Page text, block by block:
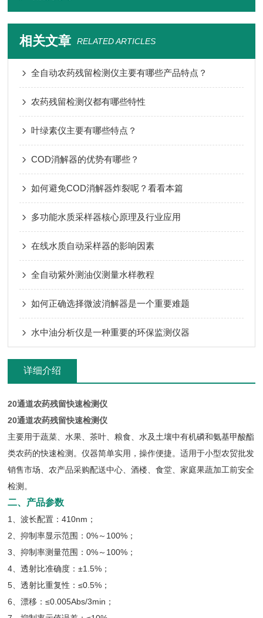
相关文章 RELATED ARTICLES
全自动农药残留检测仪主要有哪些产品特点？
农药残留检测仪都有哪些特性
叶绿素仪主要有哪些特点？
COD消解器的优势有哪些？
如何避免COD消解器炸裂呢？看看本篇
多功能水质采样器核心原理及行业应用
在线水质自动采样器的影响因素
全自动紫外测油仪测量水样教程
如何正确选择微波消解器是一个重要难题
水中油分析仪是一种重要的环保监测仪器
详细介绍
20通道农药残留快速检测仪
20通道农药残留快速检测仪
主要用于蔬菜、水果、茶叶、粮食、水及土壤中有机磷和氨基甲酸酯
类农药的快速检测。仪器简单实用，操作便捷。适用于小型农贸批发
销售市场、农产品采购配送中心、酒楼、食堂、家庭果蔬加工前安全
检测。
二、产品参数
1、波长配置：410nm；
2、抑制率显示范围：0%～100%；
3、抑制率测量范围：0%～100%；
4、透射比准确度：±1.5%；
5、透射比重复性：≤0.5%；
6、漂移：≤0.005Abs/3min；